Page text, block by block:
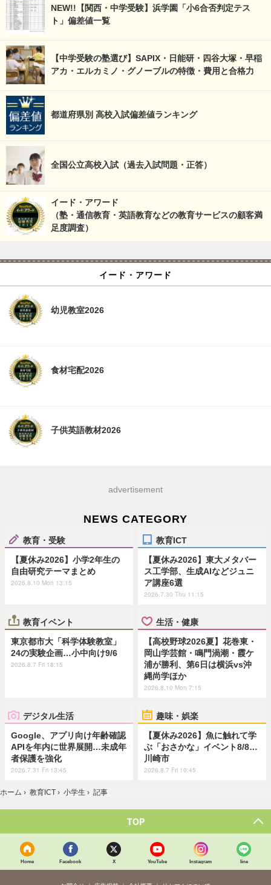
NEW!!【関西・中学受験】浜学園「小6合否判定テス
ト」偏差値一覧
【中学受験の塾選び】SAPIX・日能研・四谷大塚・早稲
アカ・エルカミノ・グノーブルの特徴・費用と合格力
都道府県別 高校入試偏差値ランキング
全国公立高校入試（過去入試問題・正答）
イード・アワード
（塾・通信教育・英語教育などの教育サービスの顧客満
足度調査）
イード・アワード
幼児教室2026
食材宅配2026
子供英語教材2026
advertisement
NEWS CATEGORY
教育・受験
【夏休み2026】小学2年生の
自由研究テーマまとめ
2026.8.10 Mon 13:15
教育ICT
【夏休み2026】東大メタバー
ス工学部、生成AIなどジュニ
ア講座6選
2026.7.30 Thu 11:15
教育イベント
東京都市大「科学体験教室」
24の実験企画…小中向け9/6
2026.8.7 Fri 18:15
生活・健康
【高校野球2026夏】花巻東・
岡山学芸館・鳴門渦潮・霞ケ
浦が勝利、第6日は横浜vs沖
縄尚学ほか
2026.8.10 Mon 7:15
デジタル生活
Google、アプリ向け年齢確認
APIを年内に世界展開…未成年
者保護を強化
2026.7.31 Fri 13:45
趣味・娯楽
【夏休み2026】魚に触れて学
ぶ「おさかな」イベント8/8…
川崎市
2026.8.7 Fri 10:45
ホーム › 教育ICT › 小学生 › 記事
TOP
Home Facebook X YouTube Instagram line